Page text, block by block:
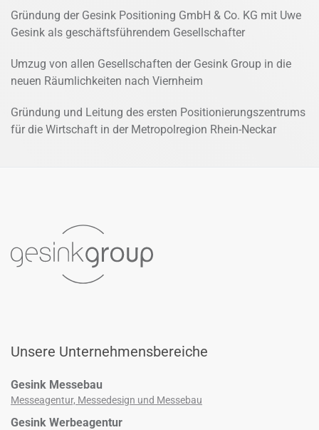
Gründung der Gesink Positioning GmbH & Co. KG mit Uwe
Gesink als geschäftsführendem Gesellschafter
Umzug von allen Gesellschaften der Gesink Group in die
neuen Räumlichkeiten nach Viernheim
Gründung und Leitung des ersten Positionierungszentrums
für die Wirtschaft in der Metropolregion Rhein-Neckar
Unsere Unternehmensbereiche
Gesink Messebau
Messeagentur, Messedesign und Messebau
Gesink Werbeagentur